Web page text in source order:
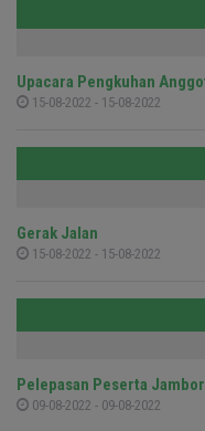
Upacara Pengkuhan
15-08-2022 - 15-08-2022
Gerak Jalan
15-08-2022 - 15-08-2022
Pelepasan Peserta
09-08-2022 - 09-08-2022